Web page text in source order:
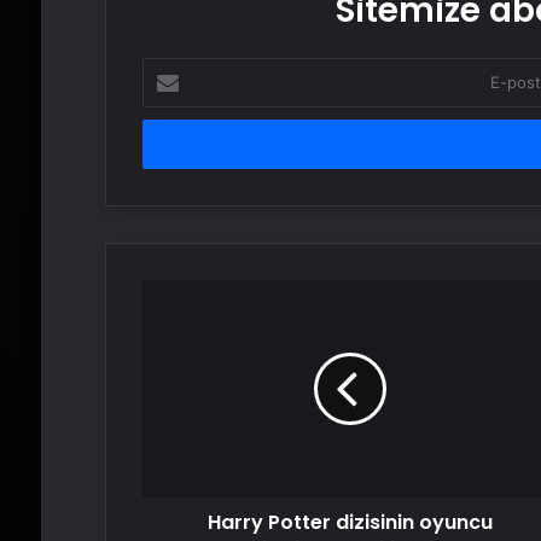
Sitemize
posta
adresinizi
Harry Potter dizisinin oyuncu